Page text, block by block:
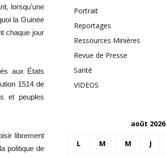
lorsqu’une
la Guinée
chaque jour
aux États
1514 de
et peuples
librement
politique de
Portrait
Reportages
Ressources Minières
Revue de Presse
Santé
VIDEOS
août 2026
L M M J